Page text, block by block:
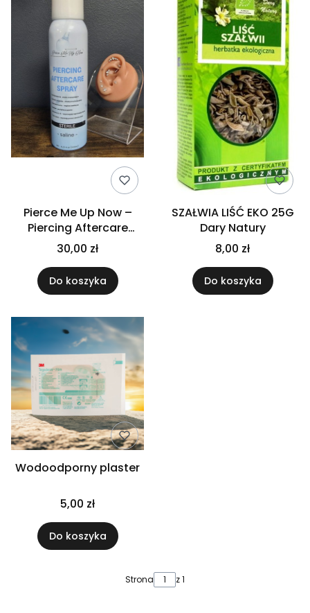
Pierce Me Up Now –
Piercing Aftercare
Spray (150ml)
30,00 zł
Do koszyka
SZAŁWIA LIŚĆ EKO 25G
Dary Natury
8,00 zł
Do koszyka
Wodoodporny plaster
5,00 zł
Do koszyka
Strona z 1